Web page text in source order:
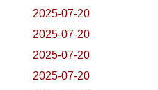
2025-07-20
2025-07-20
2025-07-20
2025-07-20